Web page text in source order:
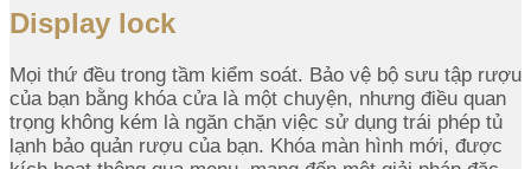
Display lock
Mọi thứ đều trong tầm kiểm soát. Bảo vệ bộ sưu tập rượu
của bạn bằng khóa cửa là một chuyện, nhưng điều quan
trọng không kém là ngăn chặn việc sử dụng trái phép tủ
lạnh bảo quản rượu của bạn. Khóa màn hình mới, được